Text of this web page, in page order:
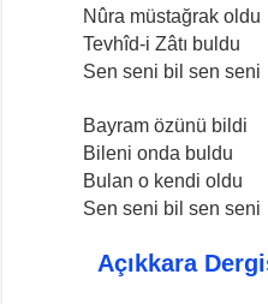
Nûra müstağrak oldu
Tevhîd-i Zâtı buldu
Sen seni bil sen seni
Bayram özünü bildi
Bileni onda buldu
Bulan o kendi oldu
Sen seni bil sen seni
Açıkkara